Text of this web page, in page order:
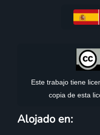
Este trabajo tiene
copia de esta
Alojado en: